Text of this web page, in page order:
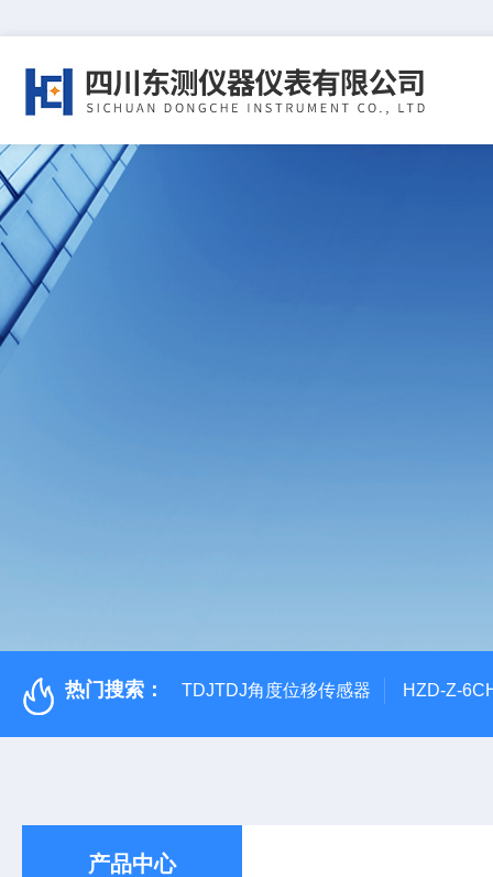
热门搜索： TDJTDJ角度位移传感器 HZD-Z-
产品中心